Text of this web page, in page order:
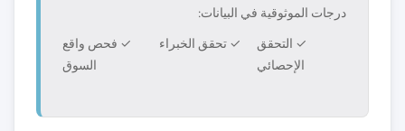
درجات الموثوقية في البيانات:
✓ التحقق
الإحصائي
✓ تحقق الخبراء
✓ فحص واقع
السوق